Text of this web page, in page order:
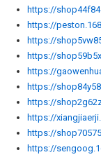
https://
https://
https://
https://
https://
https://
https://
https://
https://
https://